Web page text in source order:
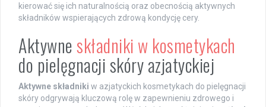
kierować się ich naturalnością oraz obecnością aktywnych
składników wspierających zdrową kondycję cery.
Aktywneskładniki w kosmetykach
do pielęgnacji skóry azjatyckiej
Aktywne składniki w azjatyckich kosmetykach do pielęgnacji
skóry odgrywają kluczową rolę w zapewnieniu zdrowego i